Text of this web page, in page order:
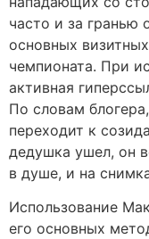
часто и за гранью
основных
чемпионата. При
активная
По словам
переходит к
дедушка ушел, он
в душе, и на
Использование
его основных